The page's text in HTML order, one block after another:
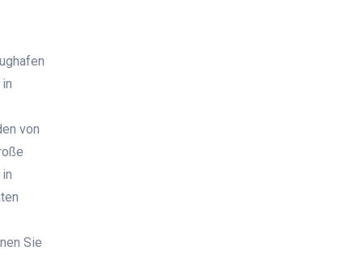
von
Sie